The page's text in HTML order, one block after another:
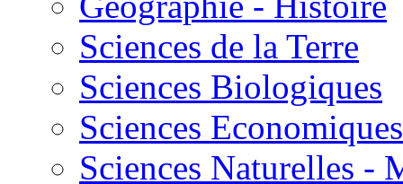
Sciences de la Terre
Sciences Biologiques
Sciences Economiques
Sciences Naturelles -